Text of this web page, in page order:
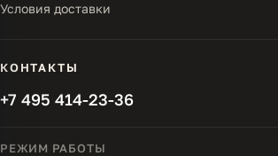
Условия доставки
КОНТАКТЫ
+7 495 414-23-36
РЕЖИМ РАБОТЫ